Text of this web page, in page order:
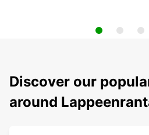
Discover our
around